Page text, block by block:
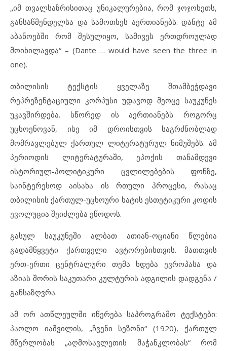
„იმ თვალსაზრისითაც უნიკალურებია, რომ ჯოჯოხეთს,
განსაწმენდელსა და სამოთხეს აერთიანებს. დანტე ამ
აბანოებში რომ შესულიყო, სამივეს ერთდროულად
მოიხილავდა“ – (Dante … would have seen the three in
one).
თბილისის ტექსტის ყველაზე შთამბეჭდავი
რეპრეზენტაციული კორპუსი უდავოდ მეოცე საუკუნეს
უკავშირდება. სწორედ ის აერთიანებს როგორც
უცხოენოვან, ისე იმ დროისთვის საგრძნობლად
მომრავლებულ ქართულ ლიტერატურულ ნიმუშებს. ამ
პერიოდის ლიტერატურაში, ეპოქის თანამდევი
ისტორიულ-პოლიტიკური ცვლილებების ფონზე,
საინტერესოდ აისახა ის რთული პროცესი, რასაც
თბილისის ქართულ-უცხოური ხატის ესთეტიკური კოდის
ევოლუცია შეიძლება ეწოდოს.
გასულ საუკუნეში ალბათ ათიან-ოციანი წლებია
გადამწყვეტი ქართველი ავტორებისთვის. მათთვის
ერთ-ერთი ცენტრალური თემა ხდება ევროპასა და
აზიას შორის საკუთარი კულტურის ადგილის დადგენა /
განსაზღვრა.
ამ ორ ათწლეულში იწერება საპროგრამო ტექსტები:
პაოლო იაშვილის, „ჩვენი სეზონი“ (1920), ქართულ
მწერლობას „აღმოსავლეთის მაჭანკლობას“ რომ